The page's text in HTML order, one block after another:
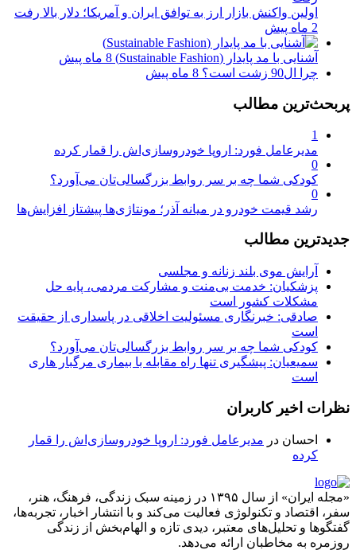
اولین واکنش بازار ارز به توافق ایران و آمریکا؛ دلار بالا رفت
2 ماه پیش
آشنایی با مد پایدار (Sustainable Fashion)
8 ماه پیش
چرا ال90 زشت است؟
8 ماه پیش
پربحث‌ترین مطالب
1
مدیرعامل فورد: اروپا خودروسازی‌اش را قمار کرده
0
کودکی شما چه بر سر روابط بزرگسالی‌تان می‌آورد؟
0
رشد قیمت خودرو در میانه آذر؛ مونتاژی‌ها پیشتاز افزایش‌ها
جدیدترین مطالب
آرایش موی بلند زنانه و مجلسی
پزشکیان: خدمت بی‌منت و مشارکت مردمی، پایه حل
مشکلات کشور است
صادقی: خبرنگاری مسئولیت اخلاقی در پاسداری از حقیقت
است
کودکی شما چه بر سر روابط بزرگسالی‌تان می‌آورد؟
سمیعیان: پیشگیری تنها راه مقابله با بیماری مرگبار هاری
است
نظرات اخیر کاربران
احسان در مدیرعامل فورد: اروپا خودروسازی‌اش را قمار
کرده
«مجله ایران» از سال ۱۳۹۵ در زمینه سبک زندگی، فرهنگ، هنر،
سفر، اقتصاد و تکنولوژی فعالیت می‌کند و با انتشار اخبار، تجربه‌ها،
گفتگوها و تحلیل‌های معتبر، دیدی تازه و الهام‌بخش از زندگی
روزمره به مخاطبان ارائه می‌دهد.